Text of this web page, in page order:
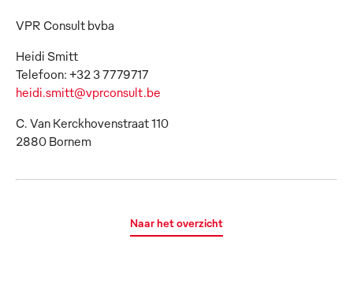
VPR Consult bvba
Heidi Smitt
heidi.smitt@vprconsult.be
C. Van Kerckhovenstraat 110
2880 Bornem
Naar het overzicht